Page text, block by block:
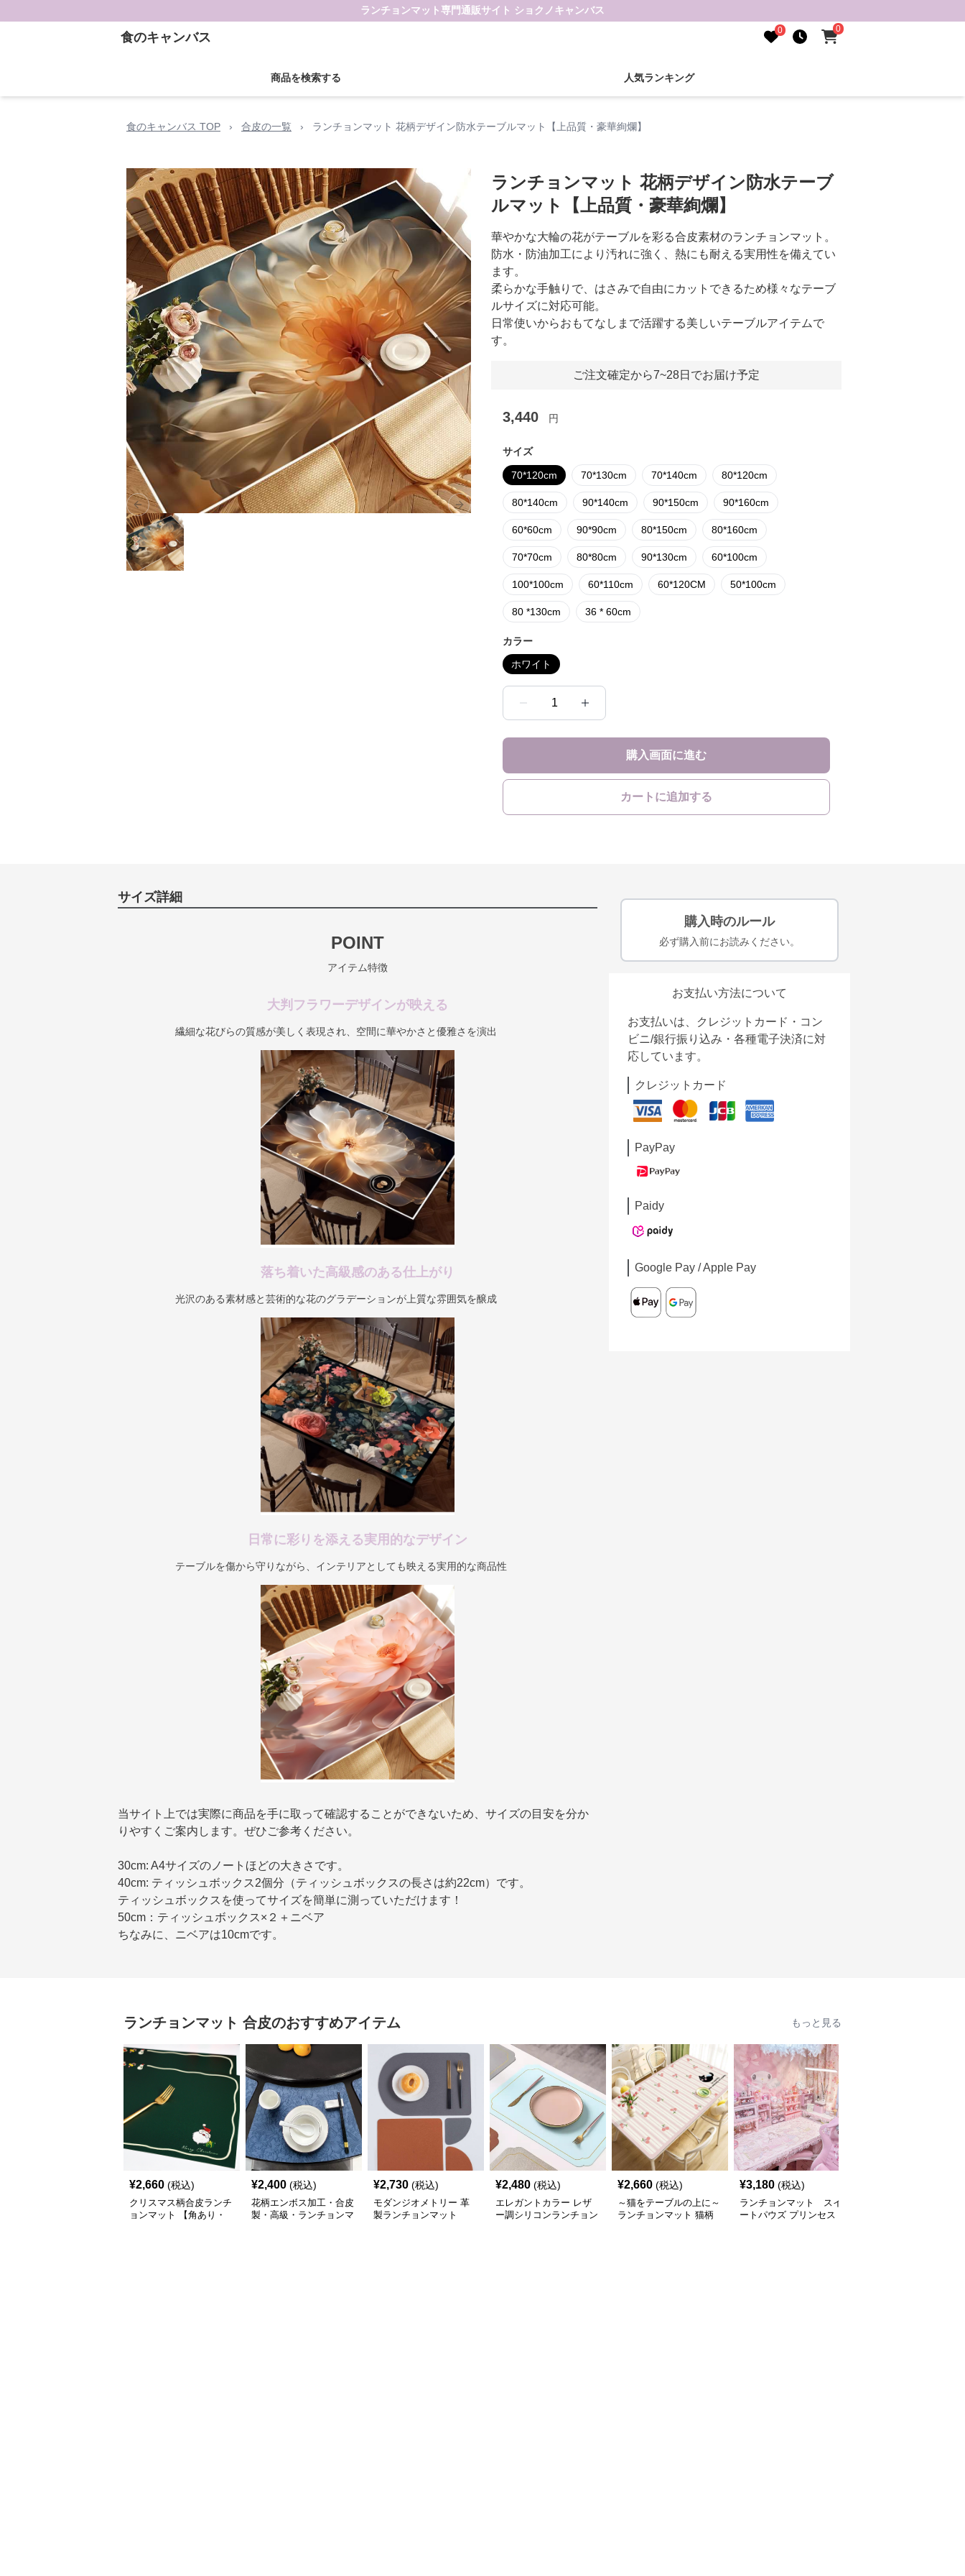
ランチョンマット専門通販サイト ショクノキャンバス
食のキャンバス 0 0
商品を検索する 人気ランキング
食のキャンバス TOP › 合皮の一覧 › ランチョンマット 花柄デザイン防水テーブルマット【上品質・豪華絢爛】
Previous slide Next slide
ランチョンマット 花柄デザイン防水テーブ
ルマット【上品質・豪華絢爛】
華やかな大輪の花がテーブルを彩る合皮素材のランチョンマット。
防水・防油加工により汚れに強く、熱にも耐える実用性を備えてい
ます。
柔らかな手触りで、はさみで自由にカットできるため様々なテーブ
ルサイズに対応可能。
日常使いからおもてなしまで活躍する美しいテーブルアイテムで
す。
ご注文確定から7~28日でお届け予定
3,440 円
サイズ
70*120cm 70*130cm 70*140cm 80*120cm
80*140cm 90*140cm 90*150cm 90*160cm
60*60cm 90*90cm 80*150cm 80*160cm
70*70cm 80*80cm 90*130cm 60*100cm
100*100cm 60*110cm 60*120CM 50*100cm
80 *130cm 36 * 60cm
カラー
ホワイト
1
購入画面に進む
カートに追加する
サイズ詳細
POINT
アイテム特徴
大判フラワーデザインが映える
繊細な花びらの質感が美しく表現され、空間に華やかさと優雅さを演出
落ち着いた高級感のある仕上がり
光沢のある素材感と芸術的な花のグラデーションが上質な雰囲気を醸成
日常に彩りを添える実用的なデザイン
テーブルを傷から守りながら、インテリアとしても映える実用的な商品性
当サイト上では実際に商品を手に取って確認することができないため、サイズの目安を分か
りやすくご案内します。ぜひご参考ください。
30cm: A4サイズのノートほどの大きさです。
40cm: ティッシュボックス2個分（ティッシュボックスの長さは約22cm）です。
ティッシュボックスを使ってサイズを簡単に測っていただけます！
50cm：ティッシュボックス×２＋ニベア
ちなみに、ニベアは10cmです。
購入時のルール
必ず購入前にお読みください。
お支払い方法について
お支払いは、クレジットカード・コン
ビニ/銀行振り込み・各種電子決済に対
応しています。
クレジットカード
PayPay
Paidy
Google Pay / Apple Pay
ランチョンマット 合皮のおすすめアイテム もっと見る
¥2,660 (税込)
クリスマス柄合皮ランチ
ョンマット 【角あり・
¥2,400 (税込)
花柄エンボス加工・合皮
製・高級・ランチョンマ
¥2,730 (税込)
モダンジオメトリー 革
製ランチョンマット
¥2,480 (税込)
エレガントカラー レザ
ー調シリコンランチョン
¥2,660 (税込)
～猫をテーブルの上に～
ランチョンマット 猫柄
¥3,180 (税込)
ランチョンマット スイ
ートパウズ プリンセス